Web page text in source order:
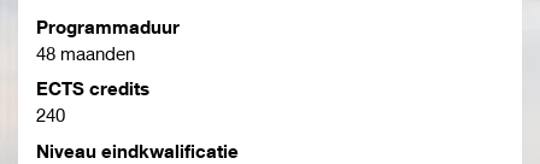
Programmaduur
48 maanden
ECTS credits
240
Niveau eindkwalificatie